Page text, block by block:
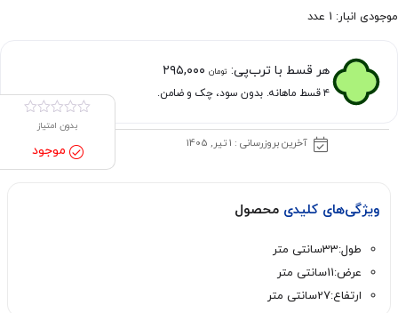
موجودی انبار: 1 عدد
هر قسط با ترب‌پی: تومان
۴ قسط ماهانه. بدون سود، چک و ضامن.
آخرین بروزرسانی : 1 تیر, 1405
بدون امتیاز
موجود
ویژگی‌های کلیدی محصول
طول:33سانتی متر
عرض:11سانتی متر
ارتفاع:27سانتی متر